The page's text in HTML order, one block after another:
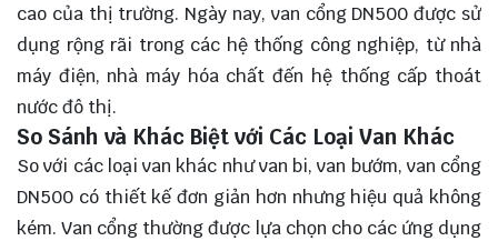
cao của thị trường. Ngày nay, van cổng DN500 được sử
dụng rộng rãi trong các hệ thống công nghiệp, từ nhà
máy điện, nhà máy hóa chất đến hệ thống cấp thoát
nước đô thị.
So Sánh và Khác Biệt với Các Loại Van Khác
So với các loại van khác như van bi, van bướm, van cổng
DN500 có thiết kế đơn giản hơn nhưng hiệu quả không
kém. Van cổng thường được lựa chọn cho các ứng dụng